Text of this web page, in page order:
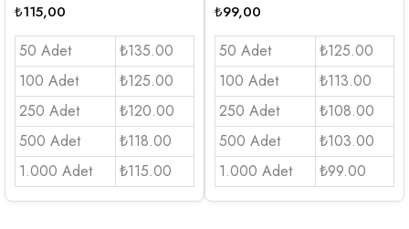
₺115,00
50 Adet
₺135.00
100 Adet
₺125.00
250 Adet
₺120.00
500 Adet
₺118.00
1.000 Adet
₺115.00
₺99,00
50 Adet
₺125.00
100 Adet
₺113.00
250 Adet
₺108.00
500 Adet
₺103.00
1.000 Adet
₺99.00